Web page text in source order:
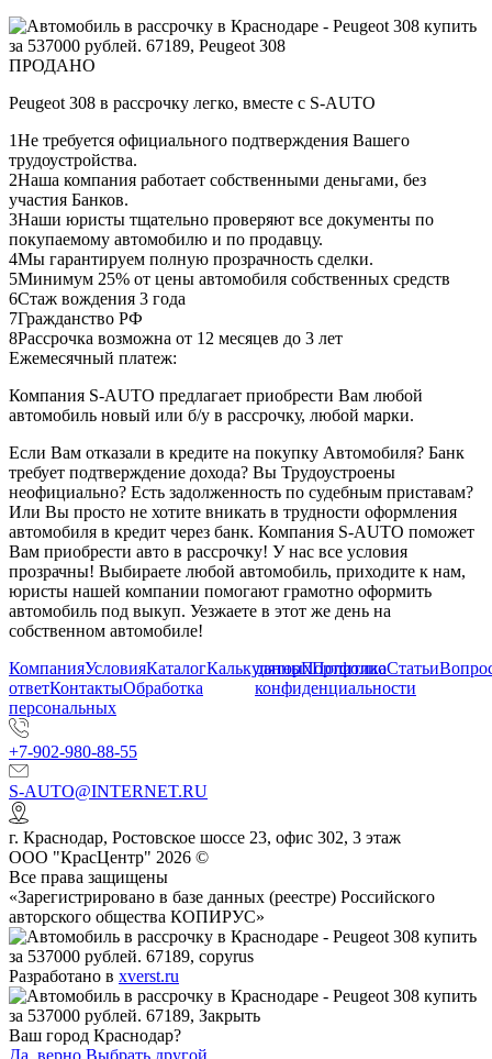
ПРОДАНО
Peugeot 308 в рассрочку легко, вместе с S-AUTO
1Не требуется официального подтверждения Вашего
трудоустройства.
2Наша компания работает собственными деньгами, без
участия Банков.
3Наши юристы тщательно проверяют все документы по
покупаемому автомобилю и по продавцу.
4Мы гарантируем полную прозрачность сделки.
5Минимум 25% от цены автомобиля собственных средств
6Стаж вождения 3 года
7Гражданство РФ
8Рассрочка возможна от 12 месяцев до 3 лет
Ежемесячный платеж:
Компания S-AUTO предлагает приобрести Вам любой
автомобиль новый или б/у в рассрочку, любой марки.
Если Вам отказали в кредите на покупку Автомобиля? Банк
требует подтверждение дохода? Вы Трудоустроены
неофициально? Есть задолженность по судебным приставам?
Или Вы просто не хотите вникать в трудности оформления
автомобиля в кредит через банк. Компания S-AUTO поможет
Вам приобрести авто в рассрочку! У нас все условия
прозрачны! Выбираете любой автомобиль, приходите к нам,
юристы нашей компании помогают грамотно оформить
автомобиль под выкуп. Уезжаете в этот же день на
собственном автомобиле!
КомпанияУсловияКаталогКалькуляторПортфолиоСтатьи
ответКонтактыОбработка
персональных
данныхПолитика
конфиденциальности
+7-902-980-88-55
S-AUTO@INTERNET.RU
г. Краснодар, Ростовское шоссе 23, офис 302, 3 этаж
ООО "КрасЦентр" 2026 ©
Все права защищены
«Зарегистрировано в базе данных (реестре) Российского
авторского общества КОПИРУС»
Разработано в xverst.ru
Ваш город Краснодар?